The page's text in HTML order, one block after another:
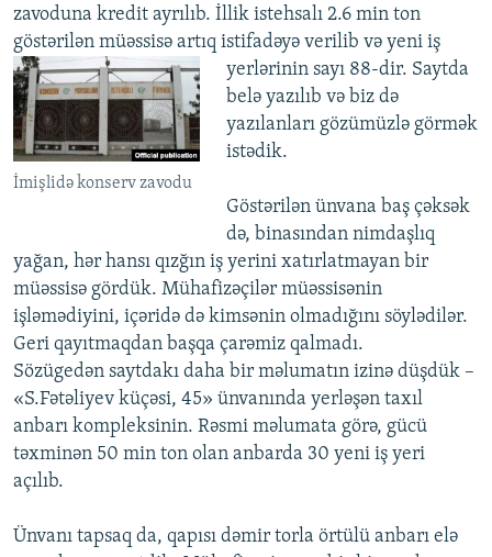
zavoduna kredit ayrılıb. İllik istehsalı 2.6 min ton
göstərilən müəssisə artıq istifadəyə verilib və yeni iş
yerlərinin sayı 88-dir.
İmişlidə konserv zavodu
Saytda
belə yazılıb və biz də
yazılanları gözümüzlə görmək
istədik.
Göstərilən ünvana baş çəksək
də, binasından nimdaşlıq
yağan, hər hansı qızğın iş yerini xatırlatmayan bir
müəssisə gördük. Mühafizəçilər müəssisənin
işləmədiyini, içəridə də kimsənin olmadığını söylədilər.
Geri qayıtmaqdan başqa çarəmiz qalmadı.
Sözügedən saytdakı daha bir məlumatın izinə düşdük –
«S.Fətəliyev küçəsi, 45» ünvanında yerləşən taxıl
anbarı kompleksinin. Rəsmi məlumata görə, gücü
təxminən 50 min ton olan anbarda 30 yeni iş yeri
açılıb.
Ünvanı tapsaq da, qapısı dəmir torla örtülü anbarı elə